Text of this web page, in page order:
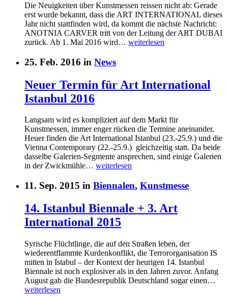
Die Neuigkeiten über Kunstmessen reissen nicht ab: Gerade
erst wurde bekannt, dass die ART INTERNATIONAL dieses
Jahr nicht stattfinden wird, da kommt die nächste Nachricht:
ANOTNIA CARVER tritt von der Leitung der ART DUBAI
zurück. Ab 1. Mai 2016 wird… weiterlesen
25. Feb. 2016 in News
Neuer Termin für Art International
Istanbul 2016
Langsam wird es kompliziert auf dem Markt für
Kunstmessen, immer enger rücken die Termine aneinander.
Heuer finden die Art International Istanbul (23.-25.9.) und die
Vienna Contemporary (22.-25.9.) gleichzeitig statt. Da beide
dasselbe Galerien-Segmente ansprechen, sind einige Galerien
in der Zwickmühle… weiterlesen
11. Sep. 2015 in Biennalen, Kunstmesse
14. Istanbul Biennale + 3. Art
International 2015
Syrische Flüchtlinge, die auf den Straßen leben, der
wiederentflammte Kurdenkonflikt, die Terrororganisation IS
mitten in Istabul – der Kontext der heurigen 14. Istanbul
Biennale ist noch explosiver als in den Jahren zuvor. Anfang
August gab die Bundesrepublik Deutschland sogar einen…
weiterlesen